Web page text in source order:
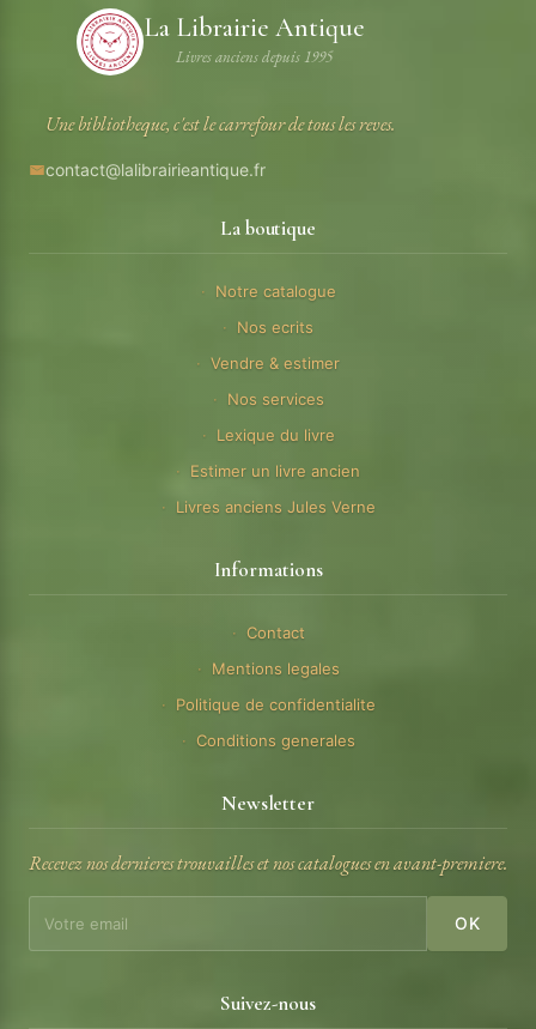
La Librairie Antique
Livres anciens depuis 1995
Une bibliotheque, c'est le carrefour de tous les reves.
contact@lalibrairieantique.fr
La boutique
Notre catalogue
Nos ecrits
Vendre & estimer
Nos services
Lexique du livre
Estimer un livre ancien
Livres anciens Jules Verne
Informations
Contact
Mentions legales
Politique de confidentialite
Conditions generales
Newsletter
Recevez nos dernieres trouvailles et nos catalogues en avant-premiere.
OK
Suivez-nous